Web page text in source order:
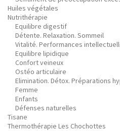
Huiles végétales
Nutrithérapie
Equilibre digestif
Détente. Relaxation. Sommeil
Vitalité. Performances
Equilibre lipidique
Confort veineux
Ostéo articulaire
Elimination. Détox. Préparations
Femme
Enfants
Défenses naturelles
Tisane
Thermothérapie Les Chochottes